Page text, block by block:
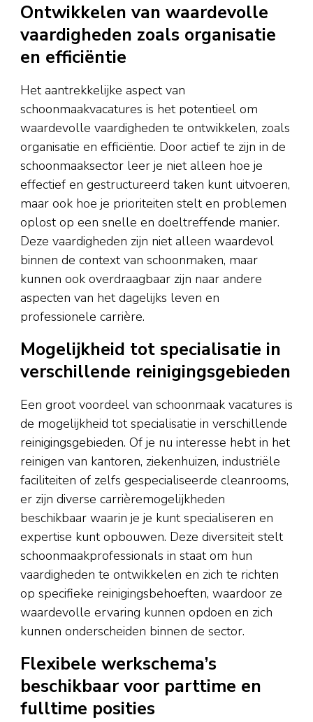
Ontwikkelen van waardevolle
vaardigheden zoals organisatie
en efficiëntie
Het aantrekkelijke aspect van
schoonmaakvacatures is het potentieel om
waardevolle vaardigheden te ontwikkelen, zoals
organisatie en efficiëntie. Door actief te zijn in de
schoonmaaksector leer je niet alleen hoe je
effectief en gestructureerd taken kunt uitvoeren,
maar ook hoe je prioriteiten stelt en problemen
oplost op een snelle en doeltreffende manier.
Deze vaardigheden zijn niet alleen waardevol
binnen de context van schoonmaken, maar
kunnen ook overdraagbaar zijn naar andere
aspecten van het dagelijks leven en
professionele carrière.
Mogelijkheid tot specialisatie in
verschillende reinigingsgebieden
Een groot voordeel van schoonmaak vacatures is
de mogelijkheid tot specialisatie in verschillende
reinigingsgebieden. Of je nu interesse hebt in het
reinigen van kantoren, ziekenhuizen, industriële
faciliteiten of zelfs gespecialiseerde cleanrooms,
er zijn diverse carrièremogelijkheden
beschikbaar waarin je je kunt specialiseren en
expertise kunt opbouwen. Deze diversiteit stelt
schoonmaakprofessionals in staat om hun
vaardigheden te ontwikkelen en zich te richten
op specifieke reinigingsbehoeften, waardoor ze
waardevolle ervaring kunnen opdoen en zich
kunnen onderscheiden binnen de sector.
Flexibele werkschema’s
beschikbaar voor parttime en
fulltime posities